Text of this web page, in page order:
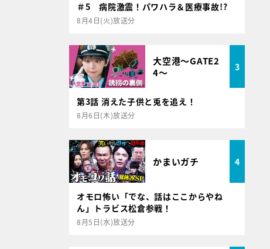
＃5 病院激震！パワハラ＆医療事故!?
8月4日(火)放送分
大空港～GATE2
4～
3
第3話 消えた子供と兎を追え！
8月6日(木)放送分
かまいガチ 4
オモロ怖い「でな、話はここからやね
ん」トラビス松倉参戦！
8月5日(水)放送分